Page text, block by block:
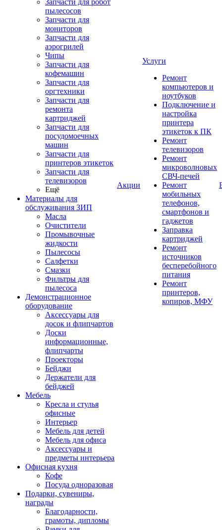
Запчасти для робот
пылесосов
Запчасти для
мониторов
Запчасти для
аэрогрилей
Чипы
Запчасти для
кофемашин
Запчасти для
оргтехники
Запчасти для
ремонта
картриджей
Запчасти для
посудомоечных
машин
Запчасти для
принтеров этикеток
Запчасти для
телевизоров
Ещё
Материалы для
обслуживания ЗИП
Масла
Очистители
Промывочные
жидкости
Пылесосы
Салфетки
Смазки
Фильтры для
пылесоса
Демонстрационное
оборудование
Аксессуары для
досок и флипчартов
Доски
информационные,
флипчарты
Проекторы
Бейджи
Держатели для
бейджей
Мебель
Кресла и стулья
офисные
Интерьер
Мебель для детей
Мебель для офиса
Аксессуары и
предметы интерьера
Офисная кухня
Кофе
Посуда одноразовая
Подарки, сувениры,
награды
Благодарности,
грамоты, дипломы
Акции
Услуги
Ремонт
компьютеров и
ноутбуков
Подключение и
настройка
принтера
этикеток к ПК
Ремонт
телевизоров
Ремонт
микроволновых
СВЧ-печей
Ремонт
мобильных
телефонов,
смартфонов и
гаджетов
Заправка
картриджей
Ремонт
источников
бесперебойного
питания
Ремонт
принтеров,
копиров, МФУ